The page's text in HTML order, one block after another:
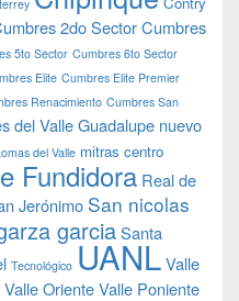
2do SectorCumbres
5to Sector Cumbres 6to Sector
Elite Cumbres Elite Premier
Renacimiento Cumbres San
del ValleGuadalupe nuevo
del Valle mitras centro
Fundidora Real de
Jerónimo San nicolas
garciaSanta
Tecnológico UANLValle
Valle OrienteValle Poniente